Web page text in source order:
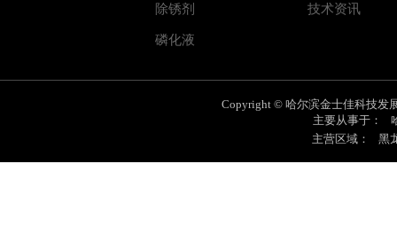
除锈剂
磷化液
技术资讯
Copyright © 哈尔滨金士佳科技发
主要从事于：
主营区域：
黑